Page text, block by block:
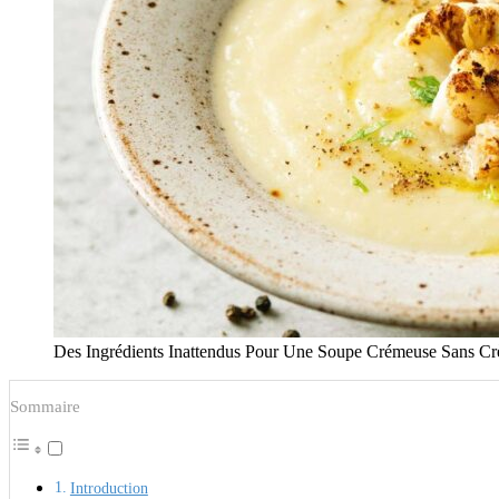
Des Ingrédients Inattendus Pour Une Soupe Crémeuse Sans
Sommaire
Introduction